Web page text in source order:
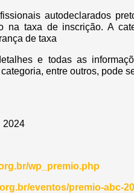
autodeclarados
na taxa de inscrição. A
de taxa
e todas as
entre outros, pode
2024
wp_premio.php
eventos/premio-abc-